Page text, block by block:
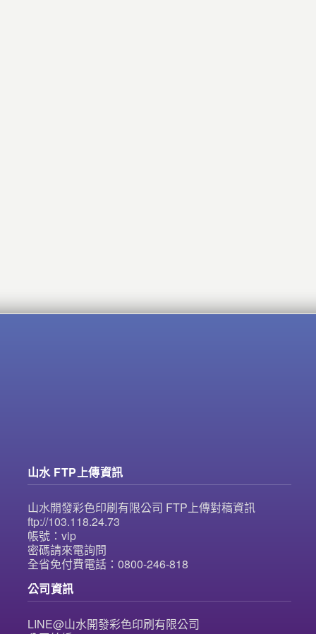
山水 FTP上傳資訊
山水開發彩色印刷有限公司 FTP上傳對稿資訊
ftp://103.118.24.73
帳號：vip
密碼請來電詢問
全省免付費電話：0800-246-818
公司資訊
LINE@山水開發彩色印刷有限公司